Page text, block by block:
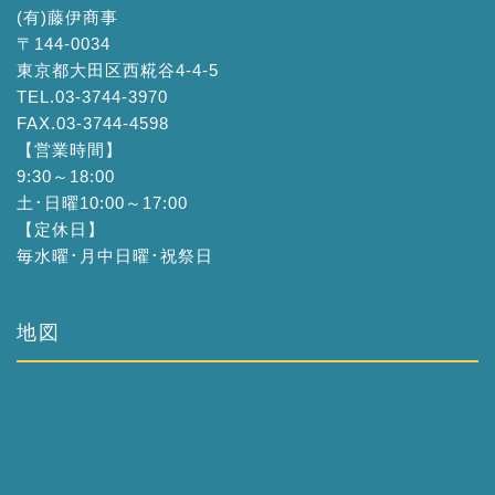
(有)藤伊商事
〒144-0034
東京都大田区西糀谷4-4-5
TEL.03-3744-3970
FAX.03-3744-4598
【営業時間】
9:30～18:00
土･日曜10:00～17:00
【定休日】
毎水曜･月中日曜･祝祭日
地図